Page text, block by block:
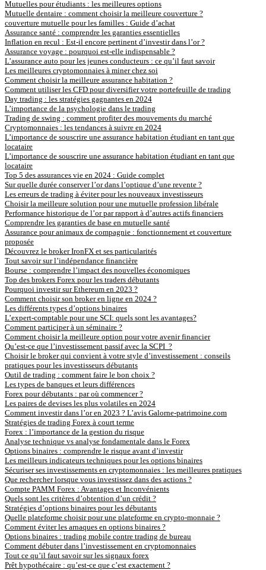
Mutuelles pour étudiants : les meilleures options
Mutuelle dentaire : comment choisir la meilleure couverture ?
couverture mutuelle pour les familles : Guide d’achat
Assurance santé : comprendre les garanties essentielles
Inflation en recul : Est-il encore pertinent d’investir dans l’or ?
Assurance voyage : pourquoi est-elle indispensable ?
L’assurance auto pour les jeunes conducteurs : ce qu’il faut savoir
Les meilleures cryptomonnaies à miner chez soi
Comment choisir la meilleure assurance habitation ?
Comment utiliser les CFD pour diversifier votre portefeuille de trading
Day trading : les stratégies gagnantes en 2024
L’importance de la psychologie dans le trading
Trading de swing : comment profiter des mouvements du marché
Cryptomonnaies : les tendances à suivre en 2024
L’importance de souscrire une assurance habitation étudiant en tant que
locataire
L’importance de souscrire une assurance habitation étudiant en tant que
locataire
Top 5 des assurances vie en 2024 : Guide complet
Sur quelle durée conserver l’or dans l’optique d’une revente ?
Les erreurs de trading à éviter pour les nouveaux investisseurs
Choisir la meilleure solution pour une mutuelle profession libérale
Performance historique de l’or par rapport à d’autres actifs financiers
Comprendre les garanties de base en mutuelle santé
Assurance pour animaux de compagnie : fonctionnement et couverture
proposée
Découvrez le broker IronFX et ses particularités
Tout savoir sur l’indépendance financière
Bourse : comprendre l’impact des nouvelles économiques
Top des brokers Forex pour les traders débutants
Pourquoi investir sur Ethereum en 2023 ?
Comment choisir son broker en ligne en 2024 ?
Les différents types d’options binaires
L’expert-comptable pour une SCI: quels sont les avantages?
Comment participer à un séminaire ?
Comment choisir la meilleure option pour votre avenir financier
Qu’est-ce que l’investissement passif avec la SCPI ?
Choisir le broker qui convient à votre style d’investissement : conseils
pratiques pour les investisseurs débutants
Outil de trading : comment faire le bon choix ?
Les types de banques et leurs différences
Forex pour débutants : par où commencer ?
Les paires de devises les plus volatiles en 2024
Comment investir dans l’or en 2023 ? L’avis Galorne-patrimoine.com
Stratégies de trading Forex à court terme
Forex : l’importance de la gestion du risque
Analyse technique vs analyse fondamentale dans le Forex
Options binaires : comprendre le risque avant d’investir
Les meilleurs indicateurs techniques pour les options binaires
Sécuriser ses investissements en cryptomonnaies : les meilleures pratiques
Que rechercher lorsque vous investissez dans des actions ?
Compte PAMM Forex : Avantages et Inconvénients
Quels sont les critères d’obtention d’un crédit ?
Stratégies d’options binaires pour les débutants
Quelle plateforme choisir pour une plateforme en crypto-monnaie ?
Comment éviter les arnaques en options binaires ?
Options binaires : trading mobile contre trading de bureau
Comment débuter dans l’investissement en cryptomonnaies
Tout ce qu’il faut savoir sur les signaux forex
Prêt hypothécaire : qu’est-ce que c’est exactement ?